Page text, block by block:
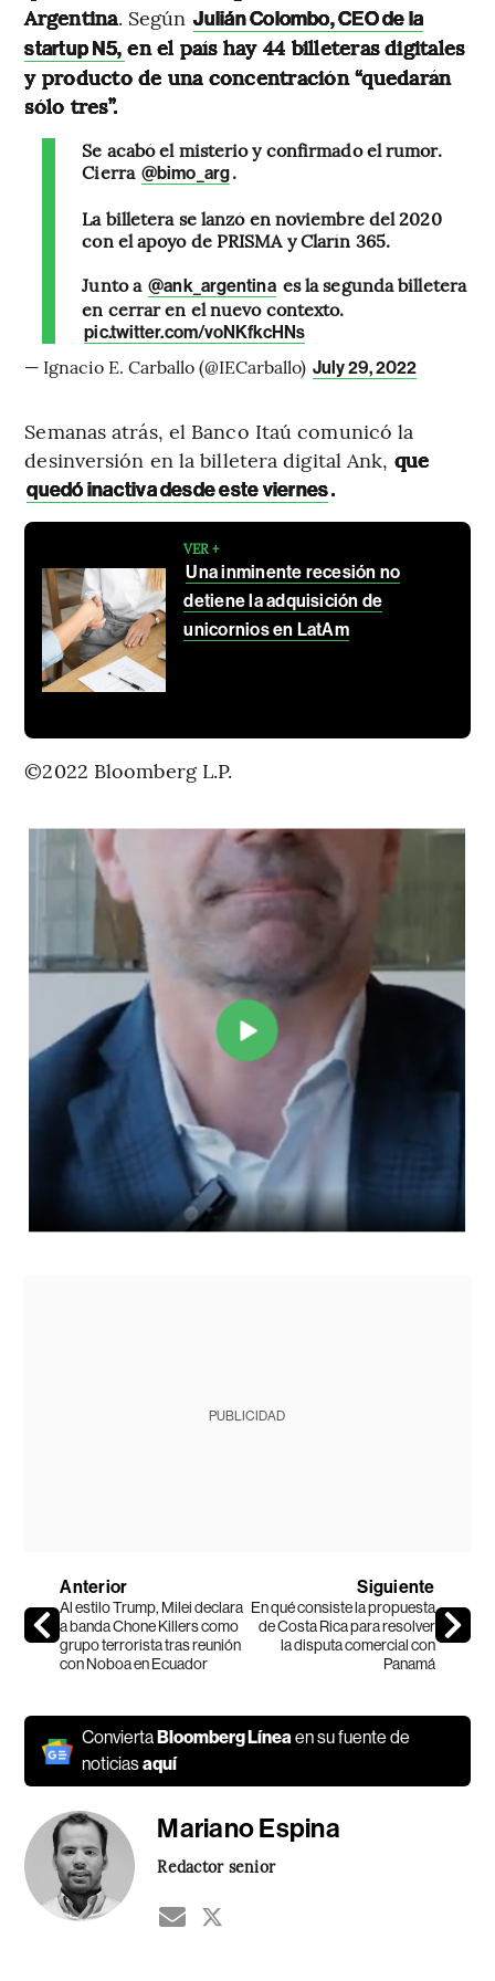
Argentina. Según Julián Colombo, CEO de la
startup N5, en el país hay 44 billeteras digitales
y producto de una concentración “quedarán
sólo tres”.
Se acabó el misterio y confirmado el rumor.
Cierra @bimo_arg.
La billetera se lanzó en noviembre del 2020
con el apoyo de PRISMA y Clarín 365.
Junto a @ank_argentina es la segunda billetera
en cerrar en el nuevo contexto.
pic.twitter.com/voNKfkcHNs
— Ignacio E. Carballo (@IECarballo) July 29, 2022
Semanas atrás, el Banco Itaú comunicó la
desinversión en la billetera digital Ank, que
quedó inactiva desde este viernes.
VER +
Una inminente recesión no
detiene la adquisición de
unicornios en LatAm
©2022 Bloomberg L.P.
PUBLICIDAD
Anterior
Al estilo Trump, Milei declara
a banda Chone Killers como
grupo terrorista tras reunión
con Noboa en Ecuador
Siguiente
En qué consiste la propuesta
de Costa Rica para resolver
la disputa comercial con
Panamá
Convierta Bloomberg Líneaen su fuente de
noticiasaquí
Mariano Espina
Redactor senior